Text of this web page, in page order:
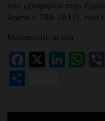
των μεταφορών στην
Arena – TRA 2012), που
Μοιραστείτε τα νέα
Facebook
X